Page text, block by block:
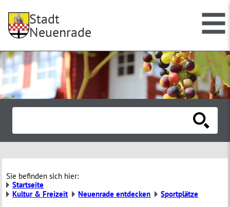
Stadt
Neuenrade
Sie befinden sich hier:
Startseite
Kultur & Freizeit
Neuenrade entdecken Sportplätze